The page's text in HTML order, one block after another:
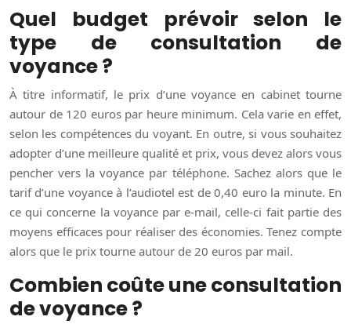
Quel budget prévoir selon le
type de consultation de
voyance ?
À titre informatif, le prix d’une voyance en cabinet tourne
autour de 120 euros par heure minimum. Cela varie en effet,
selon les compétences du voyant. En outre, si vous souhaitez
adopter d’une meilleure qualité et prix, vous devez alors vous
pencher vers la voyance par téléphone. Sachez alors que le
tarif d’une voyance à l’audiotel est de 0,40 euro la minute. En
ce qui concerne la voyance par e-mail, celle-ci fait partie des
moyens efficaces pour réaliser des économies. Tenez compte
alors que le prix tourne autour de 20 euros par mail.
Combien coûte une consultation
de voyance ?